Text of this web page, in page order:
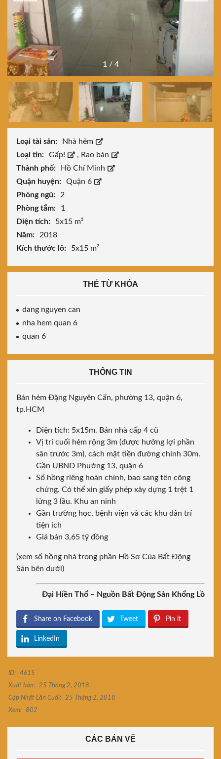
1 / 4
Loại tài sản:
Nhà hẻm
Loại tin:
Gấp! , Rao bán
Thành phố:
Hồ Chí Minh
Quận huyện:
Quận 6
Phòng ngủ:
2
Phòng tắm:
1
Diện tích:
5x15 m²
Năm:
2018
Kích thước lô:
5x15 m²
THẺ TỪ KHÓA
dang nguyen can
nha hem quan 6
quan 6
THÔNG TIN
Bán hẻm Đặng Nguyên Cẩn, phường 13, quận 6,
tp.HCM
Diện tích: 5x15m. Bán nhà cấp 4 cũ
Vị trí cuối hẻm rộng 3m (được hưởng lợi phần
sân trước 3m), cách mặt tiền đường chính 30m.
Gần UBND Phường 13, quận 6
Sổ hồng riêng hoàn chỉnh, bao sang tên công
chứng. Có thể xin giấy phép xây dựng 1 trệt 1
lửng 3 lầu. Khu an ninh
Gần trường học, bệnh viện và các khu dân trí
tiện ích
Giá bán 3,65 tỷ đồng
(xem sổ hồng nhà trong phần Hồ Sơ Của Bất Động
Sản bên dưới)
Đại Hiền Thổ – Nguồn Bất Động Sản Khổng Lồ
Share on Facebook Tweet Pin it
LinkedIn
ID:
4615
Xuất bản:
25 Tháng 2, 2018
Cập Nhật Lần Cuối:
25 Tháng 2, 2018
Xem:
802
CÁC BẢN VẼ